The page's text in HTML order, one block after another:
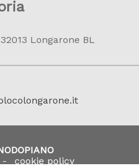
Longarone BL
cookie policy